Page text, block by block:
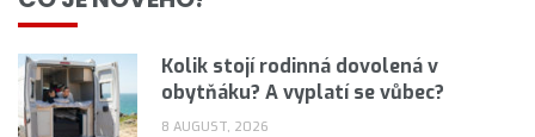
Kolik stojí rodinná dovolená v
obytňáku? A vyplatí se vůbec?
8 AUGUST, 2026